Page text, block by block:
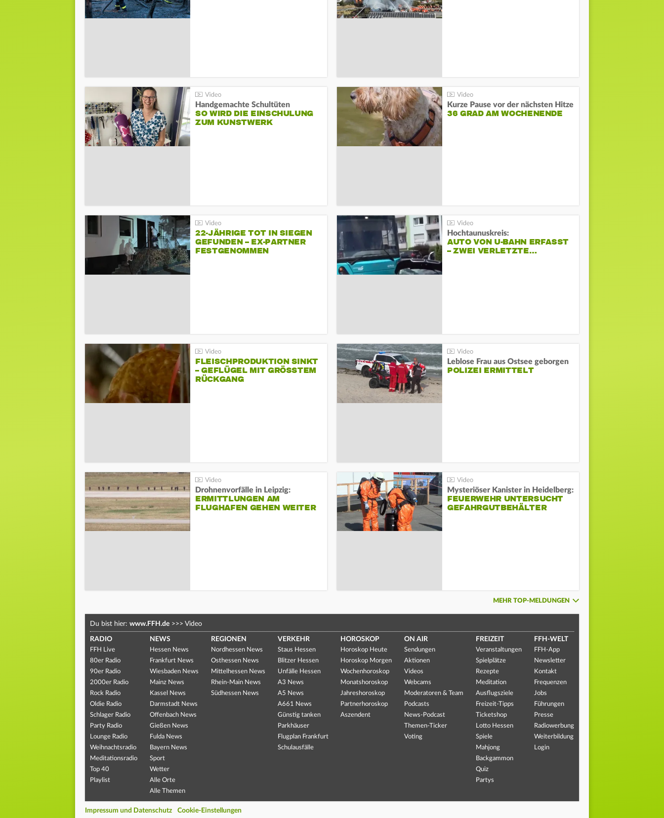
Handgemachte Schultüten
SO WIRD DIE EINSCHULUNG
ZUM KUNSTWERK
Kurze Pause vor der nächsten Hitze
36 GRAD AM WOCHENENDE
22-JÄHRIGE TOT IN SIEGEN
GEFUNDEN – EX-PARTNER
FESTGENOMMEN
Hochtaunuskreis:
AUTO VON U-BAHN ERFASST
– ZWEI VERLETZTE…
FLEISCHPRODUKTION SINKT
– GEFLÜGEL MIT GRÖSSTEM R
ÜCKGANG
Leblose Frau aus Ostsee geborgen
POLIZEI ERMITTELT
Drohnenvorfälle in Leipzig:
ERMITTLUNGEN AM
FLUGHAFEN GEHEN WEITER
Mysteriöser Kanister in Heidelberg:
FEUERWEHR UNTERSUCHT
GEFAHRGUTBEHÄLTER
MEHR TOP-MELDUNGEN
Du bist hier: www.FFH.de >>> Video
RADIO
FFH Live
80er Radio
90er Radio
2000er Radio
Rock Radio
Oldie Radio
Schlager Radio
Party Radio
Lounge Radio
Weihnachtsradio
Meditationsradio
Top 40
Playlist
NEWS
Hessen News
Frankfurt News
Wiesbaden News
Mainz News
Kassel News
Darmstadt News
Offenbach News
Gießen News
Fulda News
Bayern News
Sport
Wetter
Alle Orte
Alle Themen
REGIONEN
Nordhessen News
Osthessen News
Mittelhessen News
Rhein-Main News
Südhessen News
VERKEHR
Staus Hessen
Blitzer Hessen
Unfälle Hessen
A3 News
A5 News
A661 News
Günstig tanken
Parkhäuser
Flugplan Frankfurt
Schulausfälle
HOROSKOP
Horoskop Heute
Horoskop Morgen
Wochenhoroskop
Monatshoroskop
Jahreshoroskop
Partnerhoroskop
Aszendent
ON AIR
Sendungen
Aktionen
Videos
Webcams
Moderatoren & Team
Podcasts
News-Podcast
Themen-Ticker
Voting
FREIZEIT
Veranstaltungen
Spielplätze
Rezepte
Meditation
Ausflugsziele
Freizeit-Tipps
Ticketshop
Lotto Hessen
Spiele
Mahjong
Backgammon
Quiz
Partys
FFH-WELT
FFH-App
Newsletter
Kontakt
Frequenzen
Jobs
Führungen
Presse
Radiowerbung
Weiterbildung
Login
Impressum und Datenschutz Cookie-Einstellungen